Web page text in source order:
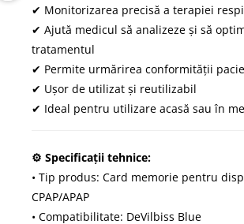
✔ Monitorizarea precisă a terapiei
✔ Ajută medicul să analizeze și să
tratamentul
✔ Permite urmărirea conformității
✔ Ușor de utilizat și reutilizabil
✔ Ideal pentru utilizare acasă sau în
⚙ Specificații tehnice:
• Tip produs: Card memorie pentru
CPAP/APAP
• Compatibilitate: DeVilbiss Blue